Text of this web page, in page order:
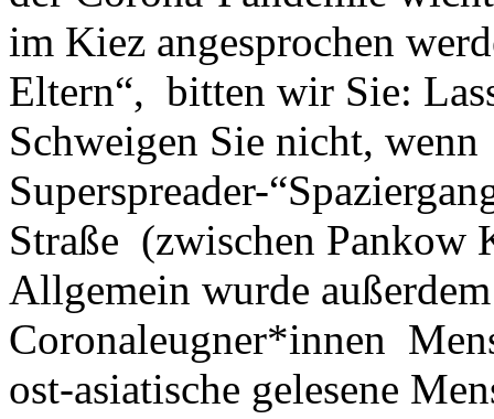
im Kiez angesprochen
Eltern“, bitten wir Sie:
Schweigen Sie nicht,
Superspreader-
Straße (zwischen Pankow
Allgemein wurde
Coronaleugner*innen
ost-asiatische gelesene